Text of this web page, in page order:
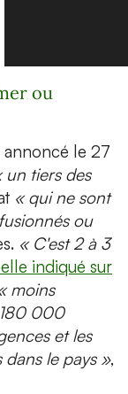
ou
annoncé le 27
un tiers des
« qui ne sont
ou
« C'est 2 à 3
indiqué sur
moins
000
et les
le pays »,